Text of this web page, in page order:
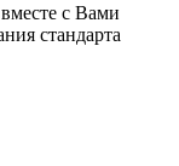
с Вами
стандарта